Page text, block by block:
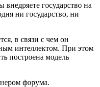
государство на
ни государство, ни
в связи с чем он
интеллектом. При этом
построена модель
форума.